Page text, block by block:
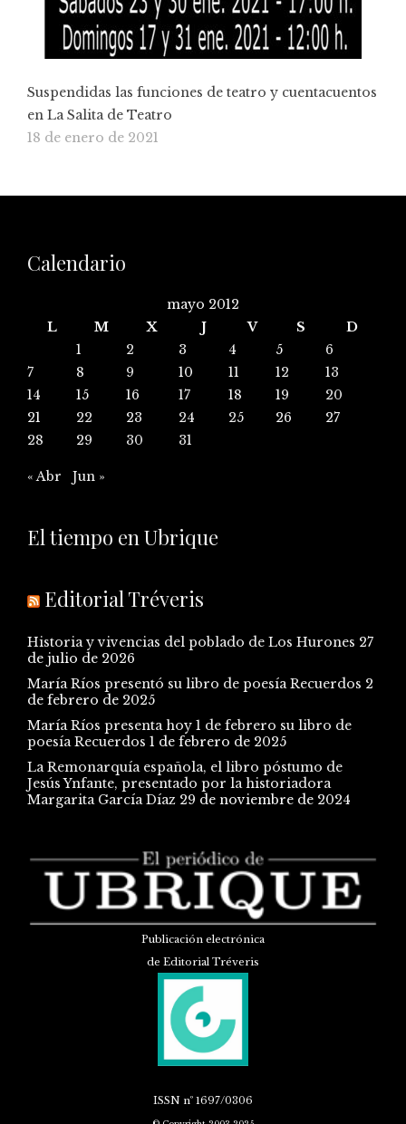
Suspendidas las funciones de teatro y cuentacuentos
en La Salita de Teatro
18 de enero de 2021
Calendario
mayo 2012
L
M X J V S
D
1
2 3 4 5
6
7
8 9 10 11 12
13
14
15 16 17 18 19
20
21
22 23 24 25 26
27
28
29 30 31
« Abr Jun »
El tiempo en Ubrique
Editorial Tréveris
Historia y vivencias del poblado de Los Hurones 27
de julio de 2026
María Ríos presentó su libro de poesía Recuerdos 2
de febrero de 2025
María Ríos presenta hoy 1 de febrero su libro de
poesía Recuerdos 1 de febrero de 2025
La Remonarquía española, el libro póstumo de
Jesús Ynfante, presentado por la historiadora
Margarita García Díaz 29 de noviembre de 2024
Publicación electrónica
de Editorial Tréveris
ISSN nº 1697/0306